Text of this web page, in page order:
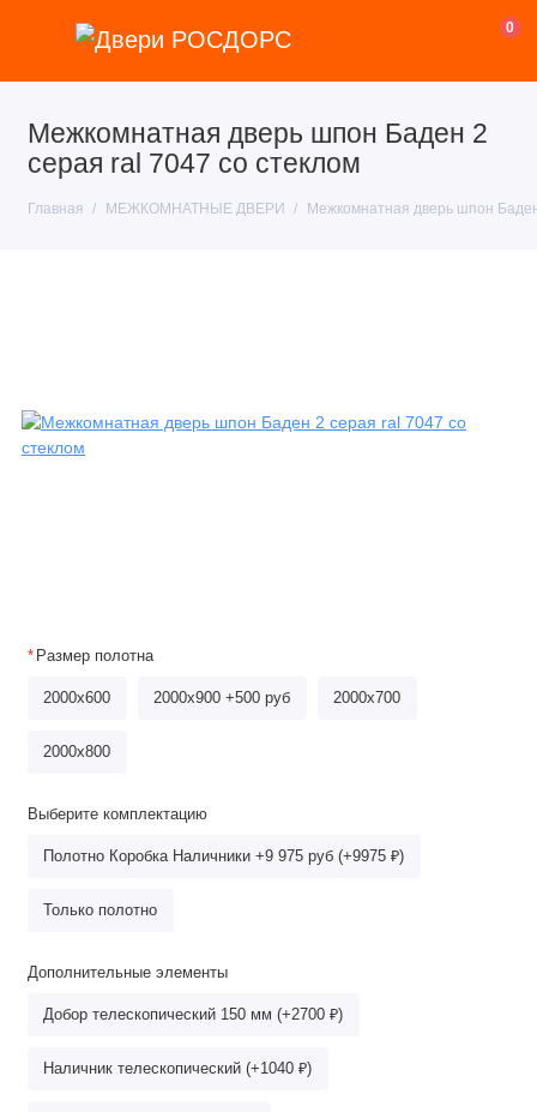
0
Межкомнатная дверь шпон Баден 2
серая ral 7047 со стеклом
Главная МЕЖКОМНАТНЫЕ ДВЕРИ Межкомнатная дверь шпон
Размер полотна
2000x600 2000x900 +500 руб 2000x700
2000х800
Выберите комплектацию
Полотно Коробка Наличники +9 975 руб (+9975 ₽)
Только полотно
Дополнительные элементы
Добор телескопический 150 мм (+2700 ₽)
Наличник телескопический (+1040 ₽)